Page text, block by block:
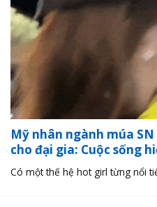
Mỹ nhân ngành múa
cho đại gia: Cuộc sống
Có một thế hệ hot girl từng nổi